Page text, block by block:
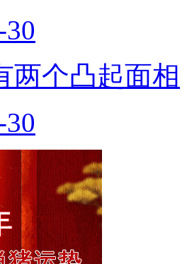
两个凸起面相